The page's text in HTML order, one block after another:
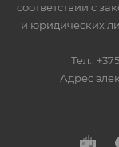
соответствии с
и юридических
Тел.:
Адрес